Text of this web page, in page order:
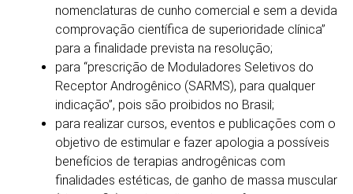
nomenclaturas de cunho comercial e sem a devida
comprovação científica de superioridade clínica”
para a finalidade prevista na resolução;
para “prescrição de Moduladores Seletivos do
Receptor Androgênico (SARMS), para qualquer
indicação”, pois são proibidos no Brasil;
para realizar cursos, eventos e publicações com o
objetivo de estimular e fazer apologia a possíveis
benefícios de terapias androgênicas com
finalidades estéticas, de ganho de massa muscular